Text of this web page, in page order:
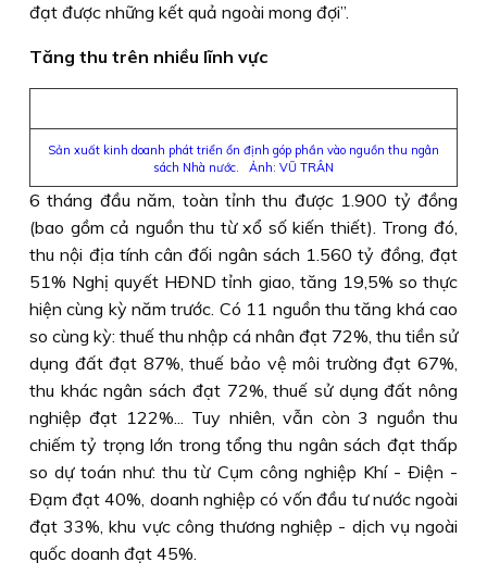
đạt được những kết quả ngoài mong đợi”.
Tăng thu trên nhiều lĩnh vực
Sản xuất kinh doanh phát triển ổn định góp phần vào nguồn thu ngân
sách Nhà nước. Ảnh: VŨ TRÂN
6 tháng đầu năm, toàn tỉnh thu được 1.900 tỷ đồng
(bao gồm cả nguồn thu từ xổ số kiến thiết). Trong đó,
thu nội địa tính cân đối ngân sách 1.560 tỷ đồng, đạt
51% Nghị quyết HÐND tỉnh giao, tăng 19,5% so thực
hiện cùng kỳ năm trước. Có 11 nguồn thu tăng khá cao
so cùng kỳ: thuế thu nhập cá nhân đạt 72%, thu tiền sử
dụng đất đạt 87%, thuế bảo vệ môi trường đạt 67%,
thu khác ngân sách đạt 72%, thuế sử dụng đất nông
nghiệp đạt 122%... Tuy nhiên, vẫn còn 3 nguồn thu
chiếm tỷ trọng lớn trong tổng thu ngân sách đạt thấp
so dự toán như: thu từ Cụm công nghiệp Khí - Ðiện -
Ðạm đạt 40%, doanh nghiệp có vốn đầu tư nước ngoài
đạt 33%, khu vực công thương nghiệp - dịch vụ ngoài
quốc doanh đạt 45%.